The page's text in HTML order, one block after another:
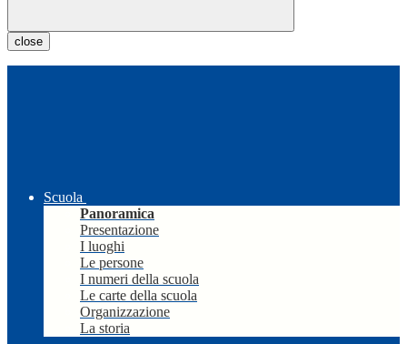
close
Scuola
Panoramica
Presentazione
I luoghi
Le persone
I numeri della scuola
Le carte della scuola
Organizzazione
La storia